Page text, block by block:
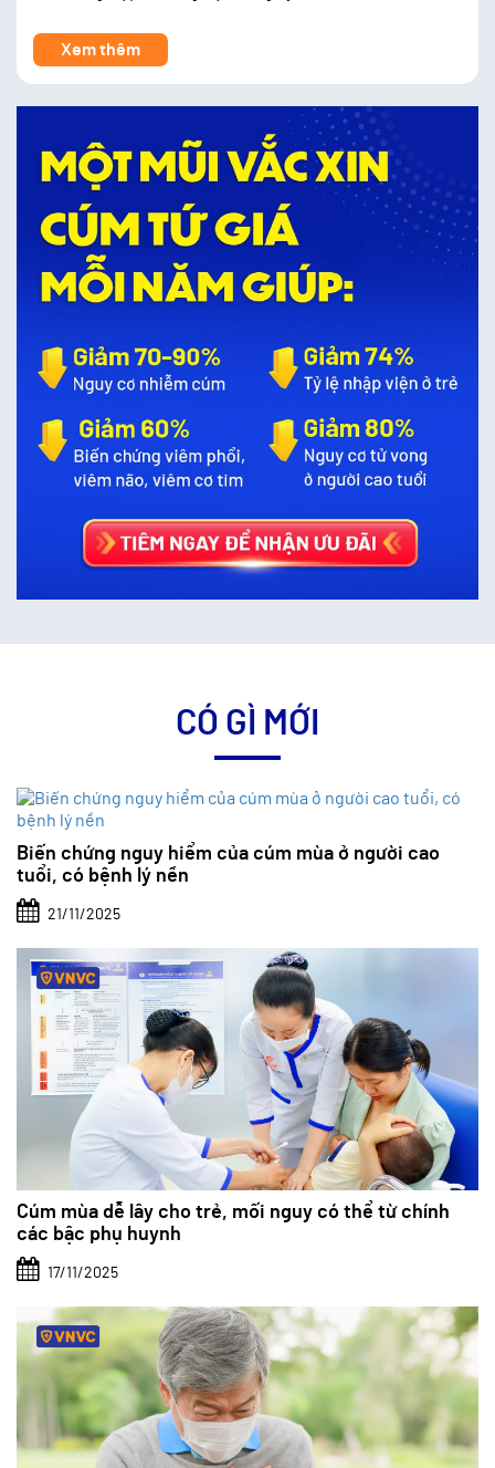
Xem thêm
CÓ GÌ MỚI
Biến chứng nguy hiểm của cúm mùa ở người cao
tuổi, có bệnh lý nền
21/11/2025
Cúm mùa dễ lây cho trẻ, mối nguy có thể từ chính
các bậc phụ huynh
17/11/2025